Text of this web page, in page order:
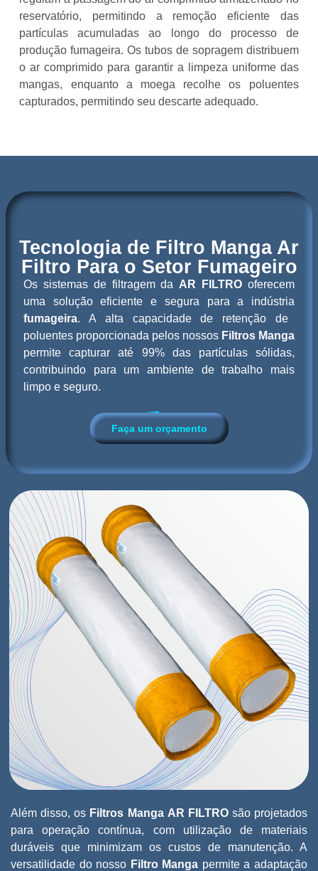
reservatório, permitindo a remoção eficiente das
partículas acumuladas ao longo do processo de
produção fumageira. Os tubos de sopragem distribuem
o ar comprimido para garantir a limpeza uniforme das
mangas, enquanto a moega recolhe os poluentes
capturados, permitindo seu descarte adequado.
Tecnologia de Filtro Manga Ar
Filtro Para o Setor Fumageiro
Os sistemas de filtragem da AR FILTRO oferecem
uma solução eficiente e segura para a indústria
fumageira. A alta capacidade de retenção de
poluentes proporcionada pelos nossos Filtros Manga
permite capturar até 99% das partículas sólidas,
contribuindo para um ambiente de trabalho mais
limpo e seguro.
Faça um orçamento
Além disso, os Filtros Manga AR FILTROsão projetados
para operação contínua, com utilização de materiais
duráveis que minimizam os custos de manutenção. A
versatilidade do nosso Filtro Manga permite a adaptação